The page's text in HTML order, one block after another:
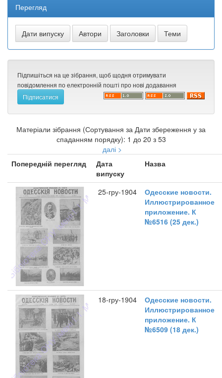
Перегляд
Підпишіться на це зібрання, щоб щодня отримувати
повідомлення по електронній пошті про нові додавання
Матеріали зібрання (Сортування за Дати збереження у за
спаданням порядку): 1 до 20 з 53
далі >
Попередній перегляд
Дата
випуску
Назва
25-гру-1904
Одесские новости.
Иллюстрированное
приложение. К
№6516 (25 дек.)
18-гру-1904
Одесские новости.
Иллюстрированное
приложение. К
№6509 (18 дек.)